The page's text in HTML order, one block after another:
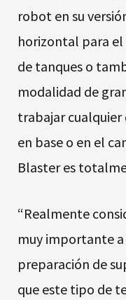
robot en su
horizontal para
de tanques o
modalidad de
trabajar cualquier
en base o en el
Blaster es
“Realmente
muy importante
preparación de
que este tipo de